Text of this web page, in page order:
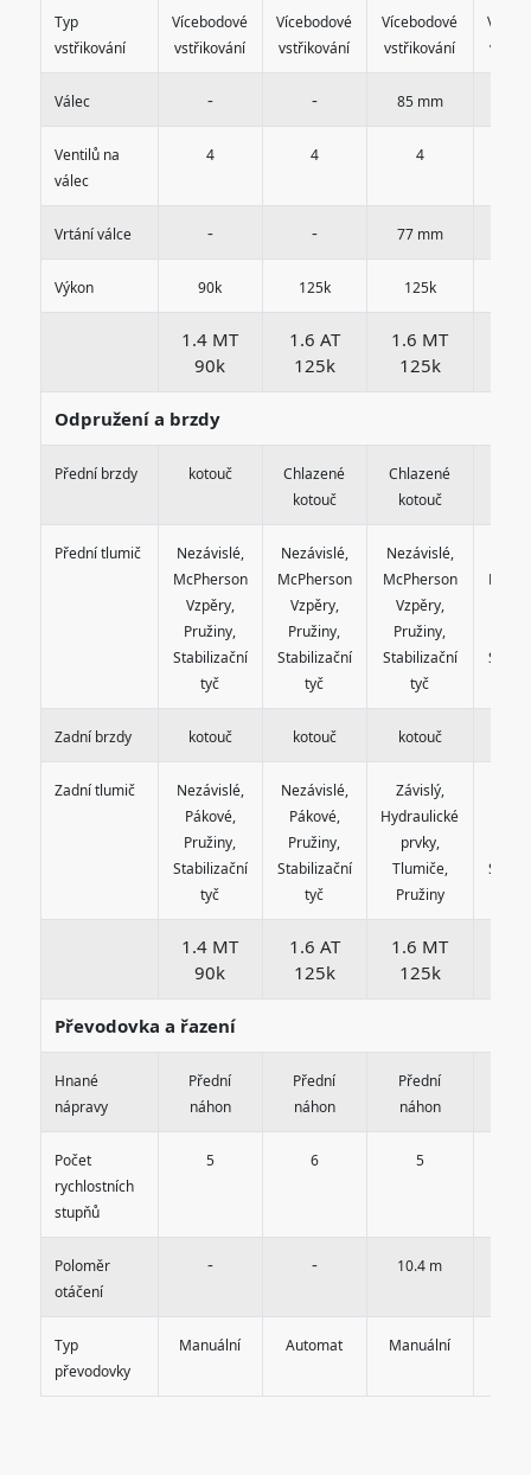
Typ
vstřikování
Vícebodové
vstřikování
Vícebodové
vstřikování
Vícebodové
vstřikování
Válec - - 85 mm
Ventilů na
válec
4 4 4
Vrtání válce - - 77 mm
Výkon 90k 125k 125k
1.4 MT
90k
1.6 AT
125k
1.6 MT
125k
Odpružení a brzdy
Přední brzdy kotouč
Chlazené
kotouč
Chlazené
kotouč
Přední tlumič
Nezávislé,
McPherson
Vzpěry,
Pružiny,
Stabilizační
tyč
Nezávislé,
McPherson
Vzpěry,
Pružiny,
Stabilizační
tyč
Nezávislé,
McPherson
Vzpěry,
Pružiny,
Stabilizační
tyč
Zadní brzdy kotouč kotouč kotouč
Zadní tlumič
Nezávislé,
Pákové,
Pružiny,
Stabilizační
tyč
Nezávislé,
Pákové,
Pružiny,
Stabilizační
tyč
Závislý,
Hydraulické
prvky,
Tlumiče,
Pružiny
1.4 MT
90k
1.6 AT
125k
1.6 MT
125k
Převodovka a řazení
Hnané
nápravy
Přední
náhon
Přední
náhon
Přední
náhon
Počet
rychlostních
stupňů
5 6 5
Poloměr
otáčení
- - 10.4 m
Typ
převodovky
Manuální Automat Manuální